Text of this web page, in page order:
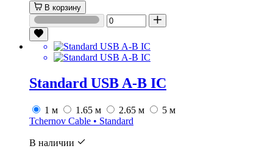
В корзину
Standard USB A-B IC
1 м 1.65 м 2.65 м
5 м
Tchernov Cable • Standard
В наличии